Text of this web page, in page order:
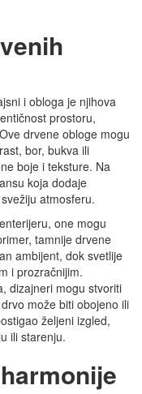
i obloga je njihova
prostoru,
drvene obloge mogu
bor, bukva ili
boje i teksture. Na
koja dodaje
atmosferu.
one mogu
tamnije drvene
ambijent, dok svetlije
i prozračnijim.
dizajneri mogu stvoriti
može biti obojeno ili
željeni izgled,
ili starenju.